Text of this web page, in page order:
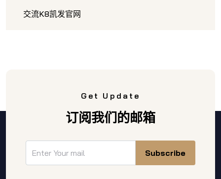
交流K8凯发官网
Get Update
订阅我们的邮箱
Subscribe